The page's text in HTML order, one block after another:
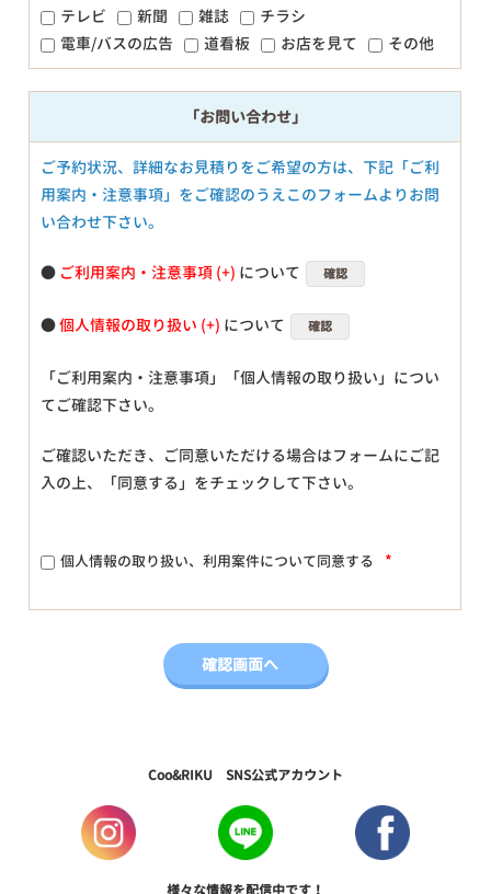
テレビ
新聞 雑誌
チラシ
電車/バスの広告
道看板 お店を見て その他
「お問い合わせ」
ご予約状況、詳細なお見積りをご希望の方は、下記「ご利
用案内・注意事項」をご確認のうえこのフォームよりお問
い合わせ下さい。
● ご利用案内・注意事項 について 確認
●個人情報の取り扱い について 確認
「ご利用案内・注意事項」「個人情報の取り扱い」につい
てご確認下さい。
ご確認いただき、ご同意いただける場合はフォームにご記
入の上、「同意する」をチェックして下さい。
個人情報の取り扱い、利用案件について同意する *
Coo&RIKU SNS公式アカウント
様々な情報を配信中です！